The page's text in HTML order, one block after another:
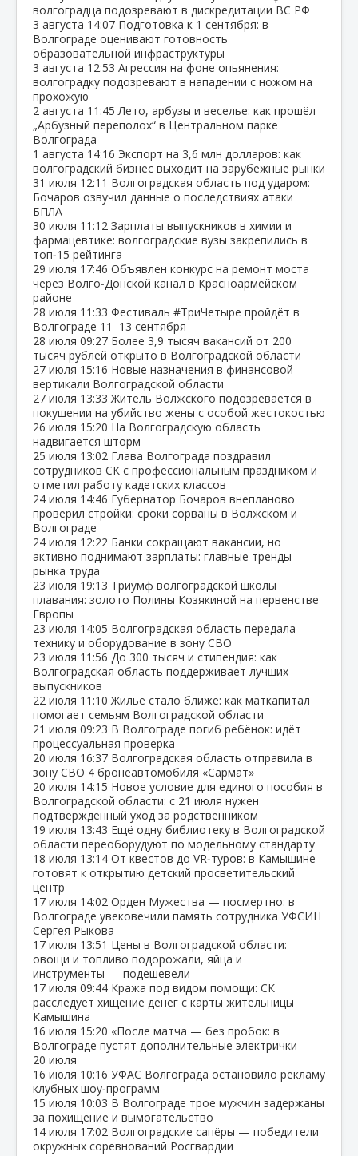
волгоградца подозревают в дискредитации ВС РФ
3 августа 14:07 Подготовка к 1 сентября: в
Волгограде оценивают готовность
образовательной инфраструктуры
3 августа 12:53 Агрессия на фоне опьянения:
волгоградку подозревают в нападении с ножом на
прохожую
2 августа 11:45 Лето, арбузы и веселье: как прошёл
„Арбузный переполох“ в Центральном парке
Волгограда
1 августа 14:16 Экспорт на 3,6 млн долларов: как
волгоградский бизнес выходит на зарубежные рынки
31 июля 12:11 Волгоградская область под ударом:
Бочаров озвучил данные о последствиях атаки
БПЛА
30 июля 11:12 Зарплаты выпускников в химии и
фармацевтике: волгоградские вузы закрепились в
топ‑15 рейтинга
29 июля 17:46 Объявлен конкурс на ремонт моста
через Волго‑Донской канал в Красноармейском
районе
28 июля 11:33 Фестиваль #ТриЧетыре пройдёт в
Волгограде 11–13 сентября
28 июля 09:27 Более 3,9 тысяч вакансий от 200
тысяч рублей открыто в Волгоградской области
27 июля 15:16 Новые назначения в финансовой
вертикали Волгоградской области
27 июля 13:33 Житель Волжского подозревается в
покушении на убийство жены с особой жестокостью
26 июля 15:20 На Волгоградскую область
надвигается шторм
25 июля 13:02 Глава Волгограда поздравил
сотрудников СК с профессиональным праздником и
отметил работу кадетских классов
24 июля 14:46 Губернатор Бочаров внепланово
проверил стройки: сроки сорваны в Волжском и
Волгограде
24 июля 12:22 Банки сокращают вакансии, но
активно поднимают зарплаты: главные тренды
рынка труда
23 июля 19:13 Триумф волгоградской школы
плавания: золото Полины Козякиной на первенстве
Европы
23 июля 14:05 Волгоградская область передала
технику и оборудование в зону СВО
23 июля 11:56 До 300 тысяч и стипендия: как
Волгоградская область поддерживает лучших
выпускников
22 июля 11:10 Жильё стало ближе: как маткапитал
помогает семьям Волгоградской области
21 июля 09:23 В Волгограде погиб ребёнок: идёт
процессуальная проверка
20 июля 16:37 Волгоградская область отправила в
зону СВО 4 бронеавтомобиля «Сармат»
20 июля 14:15 Новое условие для единого пособия в
Волгоградской области: с 21 июля нужен
подтверждённый уход за родственником
19 июля 13:43 Ещё одну библиотеку в Волгоградской
области переоборудуют по модельному стандарту
18 июля 13:14 От квестов до VR‑туров: в Камышине
готовят к открытию детский просветительский
центр
17 июля 14:02 Орден Мужества — посмертно: в
Волгограде увековечили память сотрудника УФСИН
Сергея Рыкова
17 июля 13:51 Цены в Волгоградской области:
овощи и топливо подорожали, яйца и
инструменты — подешевели
17 июля 09:44 Кража под видом помощи: СК
расследует хищение денег с карты жительницы
Камышина
16 июля 15:20 «После матча — без пробок: в
Волгограде пустят дополнительные электрички
20 июля
16 июля 10:16 УФАС Волгограда остановило рекламу
клубных шоу‑программ
15 июля 10:03 В Волгограде трое мужчин задержаны
за похищение и вымогательство
14 июля 17:02 Волгоградские сапёры — победители
окружных соревнований Росгвардии